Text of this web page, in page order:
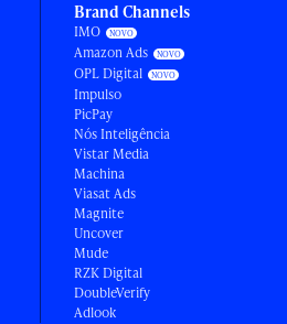
Brand Channels
IMO
Amazon Ads
OPL Digital
Impulso
PicPay
Nós Inteligência
Vistar Media
Machina
Viasat Ads
Magnite
Uncover
Mude
RZK Digital
DoubleVerify
Adlook